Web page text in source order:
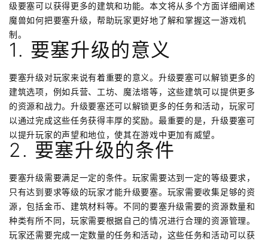
级要塞可以获得更多的建筑和功能。本文将从多个方面详细阐述
魔兽如何把要塞升级，帮助玩家更好地了解和掌握这一游戏机
制。
1. 要塞升级的意义
要塞升级对玩家来说有着重要的意义。升级要塞可以解锁更多的
建筑选项，例如兵营、工坊、魔法塔等，这些建筑可以提供更多
的资源和战力。升级要塞还可以解锁更多的任务和活动，玩家可
以通过完成这些任务获得丰厚的奖励。最重要的是，升级要塞可
以提升玩家的声望和地位，使其在游戏中更加有威望。
2. 要塞升级的条件
要塞升级需要满足一定的条件。玩家需要达到一定的等级要求，
只有达到要求等级的玩家才能升级要塞。玩家需要收集足够的资
源，包括金币、建筑材料等。不同的要塞升级需要的资源数量和
种类有所不同，玩家需要根据自己的情况进行合理的资源管理。
玩家还需要完成一定数量的任务和活动，这些任务和活动可以获